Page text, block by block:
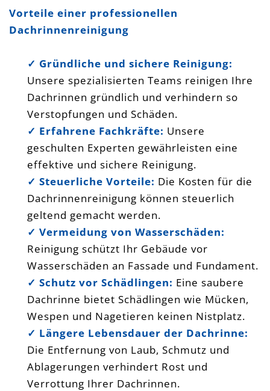
Vorteile einer professionellen
Dachrinnenreinigung
✓ Gründliche und sichere Reinigung:
Unsere spezialisierten Teams reinigen Ihre
Dachrinnen gründlich und verhindern so
Verstopfungen und Schäden.
✓ Erfahrene Fachkräfte: Unsere
geschulten Experten gewährleisten eine
effektive und sichere Reinigung.
✓ Steuerliche Vorteile: Die Kosten für die
Dachrinnenreinigung können steuerlich
geltend gemacht werden.
✓ Vermeidung von Wasserschäden:
Reinigung schützt Ihr Gebäude vor
Wasserschäden an Fassade und Fundament.
✓ Schutz vor Schädlingen: Eine saubere
Dachrinne bietet Schädlingen wie Mücken,
Wespen und Nagetieren keinen Nistplatz.
✓ Längere Lebensdauer der Dachrinne:
Die Entfernung von Laub, Schmutz und
Ablagerungen verhindert Rost und
Verrottung Ihrer Dachrinnen.